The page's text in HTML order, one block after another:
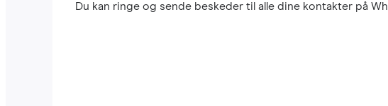
Du kan ringe og sende beskeder til alle dine kontakter på